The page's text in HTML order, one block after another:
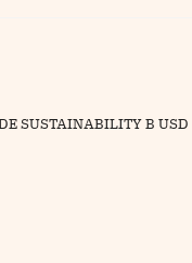
SUSTAINABILITY B USD